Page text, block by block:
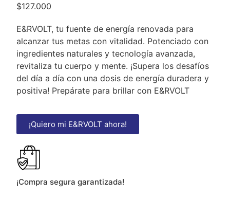
$127.000
E&RVOLT, tu fuente de energía renovada para
alcanzar tus metas con vitalidad. Potenciado con
ingredientes naturales y tecnología avanzada,
revitaliza tu cuerpo y mente. ¡Supera los desafíos
del día a día con una dosis de energía duradera y
positiva! Prepárate para brillar con E&RVOLT
¡Quiero mi E&RVOLT ahora!
¡Compra segura garantizada!